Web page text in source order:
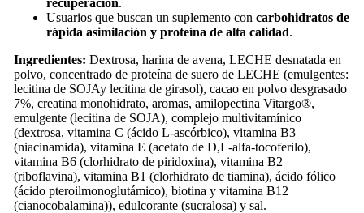
Usuarios que buscan un suplemento con carbohidratos de
rápida asimilación y proteína de alta calidad.
Ingredientes: Dextrosa, harina de avena, LECHE desnatada en
polvo, concentrado de proteína de suero de LECHE (emulgentes:
lecitina de SOJAy lecitina de girasol), cacao en polvo desgrasado
7%, creatina monohidrato, aromas, amilopectina Vitargo®,
emulgente (lecitina de SOJA), complejo multivitamínico
(dextrosa, vitamina C (ácido L-ascórbico), vitamina B3
(niacinamida), vitamina E (acetato de D,L-alfa-tocoferilo),
vitamina B6 (clorhidrato de piridoxina), vitamina B2
(riboflavina), vitamina B1 (clorhidrato de tiamina), ácido fólico
(ácido pteroilmonoglutámico), biotina y vitamina B12
(cianocobalamina)), edulcorante (sucralosa) y sal.